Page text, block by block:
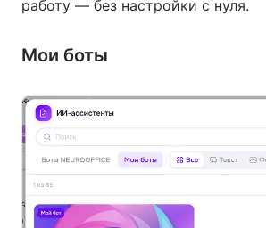
работу — без настройки с нуля.
Мои боты